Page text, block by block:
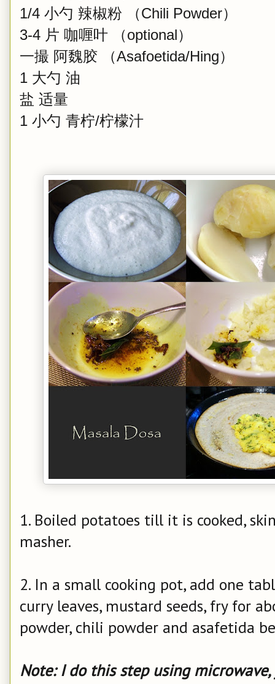
1/4 小勺 辣椒粉 （Chili Powder）
3-4 片 咖喱叶 （optional）
一撮 阿魏胶 （Asafoetida/Hing）
1 大勺 油
盐 适量
1 小勺 青柠/柠檬汁
1. Boiled potatoes till it is cooked,
masher.
2. In a small cooking pot, add one
curry leaves, mustard seeds, fry for
powder, chili powder and asafetida
Note: I do this step using